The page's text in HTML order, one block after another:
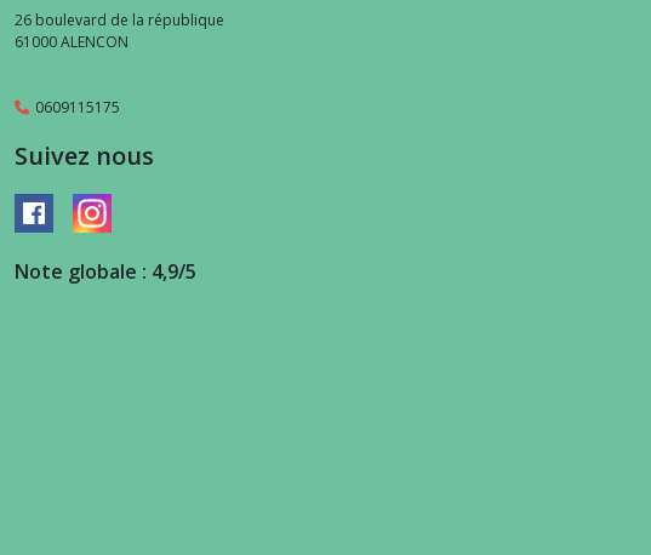
26 boulevard de la république
61000ALENCON
0609115175
Suivez nous
Note globale : 4,9/5